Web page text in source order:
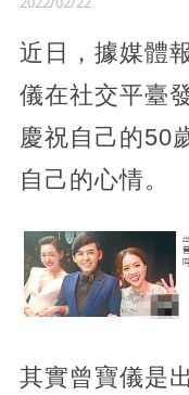
近日，據媒體
儀在社交平臺
慶祝自己的50
自己的心情。
其實曾寶儀是